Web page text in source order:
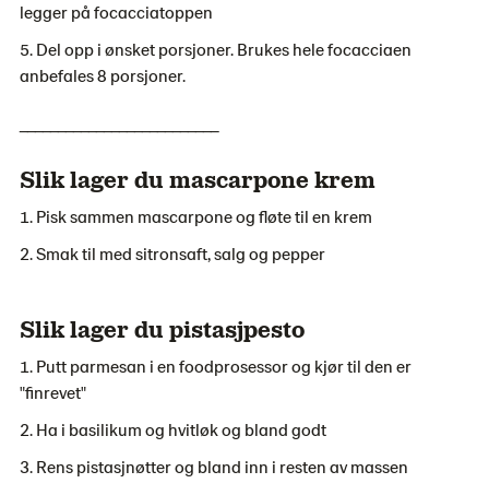
legger på focacciatoppen
Del opp i ønsket porsjoner. Brukes hele focacciaen
anbefales 8 porsjoner.
Slik lager du mascarpone krem
Pisk sammen mascarpone og fløte til en krem
Smak til med sitronsaft, salg og pepper
Slik lager du pistasjpesto
Putt parmesan i en foodprosessor og kjør til den er
"finrevet"
Ha i basilikum og hvitløk og bland godt
Rens pistasjnøtter og bland inn i resten av massen